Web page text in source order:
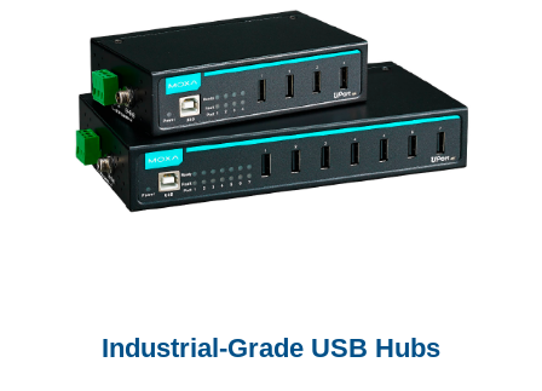
Industrial-Grade USB Hubs